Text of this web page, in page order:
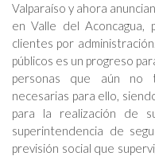
Valparaíso y ahora
en Valle del Aconcagua,
clientes por
públicos es un progreso
personas que aún no
necesarias para ello,
para la realización de
superintendencia de
previsión social que